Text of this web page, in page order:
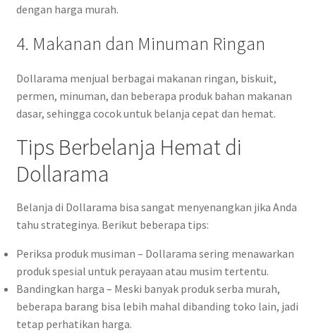
dengan harga murah.
4. Makanan dan Minuman Ringan
Dollarama menjual berbagai makanan ringan, biskuit,
permen, minuman, dan beberapa produk bahan makanan
dasar, sehingga cocok untuk belanja cepat dan hemat.
Tips Berbelanja Hemat di
Dollarama
Belanja di Dollarama bisa sangat menyenangkan jika Anda
tahu strateginya. Berikut beberapa tips:
Periksa produk musiman – Dollarama sering menawarkan
produk spesial untuk perayaan atau musim tertentu.
Bandingkan harga – Meski banyak produk serba murah,
beberapa barang bisa lebih mahal dibanding toko lain, jadi
tetap perhatikan harga.